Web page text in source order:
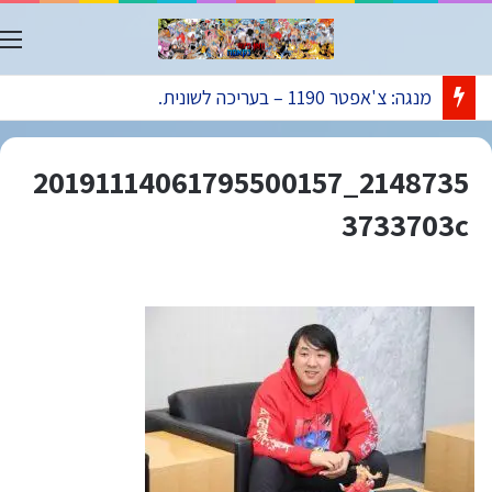
מנגה: צ'אפטר 1190 – בעריכה לשונית.
2148735_20191114061795500157
3733703c